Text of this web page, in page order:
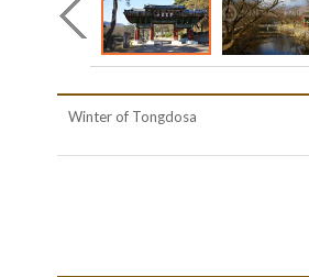
Winter of Tongdosa